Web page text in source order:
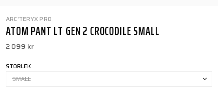
ARC'TERYX PRO
ATOM PANT LT GEN 2 CROCODILE SMALL
2 099 kr
STORLEK
SMALL